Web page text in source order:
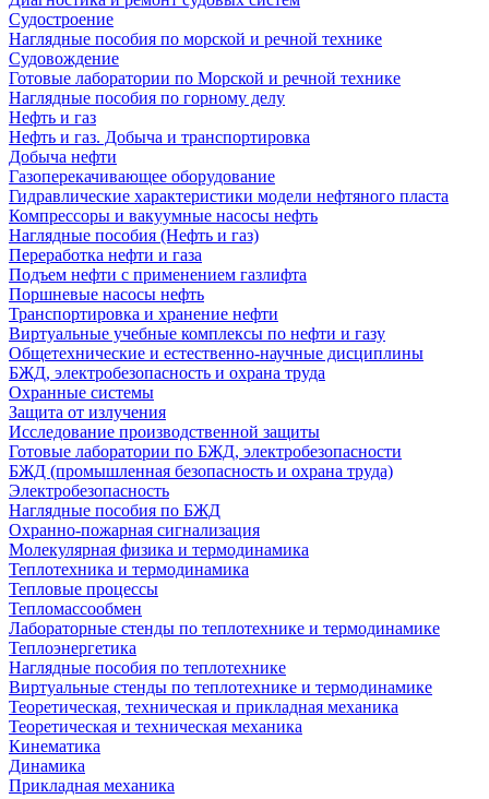
Судостроение
Наглядные пособия по морской и речной технике
Судовождение
Готовые лаборатории по Морской и речной технике
Наглядные пособия по горному делу
Нефть и газ
Нефть и газ. Добыча и транспортировка
Добыча нефти
Газоперекачивающее оборудование
Гидравлические характеристики модели нефтяного пласта
Компрессоры и вакуумные насосы нефть
Наглядные пособия (Нефть и газ)
Переработка нефти и газа
Подъем нефти с применением газлифта
Поршневые насосы нефть
Транспортировка и хранение нефти
Виртуальные учебные комплексы по нефти и газу
Общетехнические и естественно-научные дисциплины
БЖД, электробезопасность и охрана труда
Охранные системы
Защита от излучения
Исследование производственной защиты
Готовые лаборатории по БЖД, электробезопасности
БЖД (промышленная безопасность и охрана труда)
Электробезопасность
Наглядные пособия по БЖД
Охранно-пожарная сигнализация
Молекулярная физика и термодинамика
Теплотехника и термодинамика
Тепловые процессы
Тепломассообмен
Лабораторные стенды по теплотехнике и термодинамике
Теплоэнергетика
Наглядные пособия по теплотехнике
Виртуальные стенды по теплотехнике и термодинамике
Теоретическая, техническая и прикладная механика
Теоретическая и техническая механика
Кинематика
Динамика
Прикладная механика